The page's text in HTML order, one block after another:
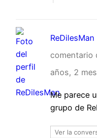
ReDilesMan
comentario
años, 2
Me parece
grupo de
Ver la